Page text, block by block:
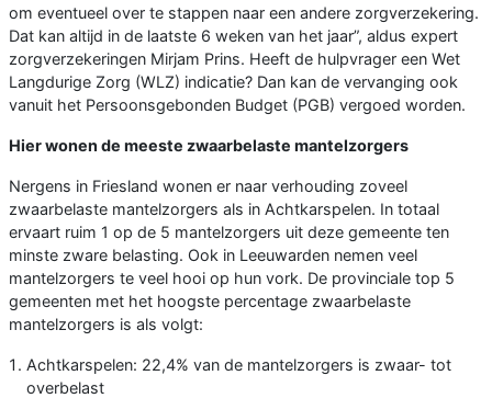
om eventueel over te stappen naar een andere zorgverzekering.
Dat kan altijd in de laatste 6 weken van het jaar”, aldus expert
zorgverzekeringen Mirjam Prins. Heeft de hulpvrager een Wet
Langdurige Zorg (WLZ) indicatie? Dan kan de vervanging ook
vanuit het Persoonsgebonden Budget (PGB) vergoed worden.
Hier wonen de meeste zwaarbelaste mantelzorgers
Nergens in Friesland wonen er naar verhouding zoveel
zwaarbelaste mantelzorgers als in Achtkarspelen. In totaal
ervaart ruim 1 op de 5 mantelzorgers uit deze gemeente ten
minste zware belasting. Ook in Leeuwarden nemen veel
mantelzorgers te veel hooi op hun vork. De provinciale top 5
gemeenten met het hoogste percentage zwaarbelaste
mantelzorgers is als volgt:
Achtkarspelen: 22,4% van de mantelzorgers is zwaar- tot
overbelast